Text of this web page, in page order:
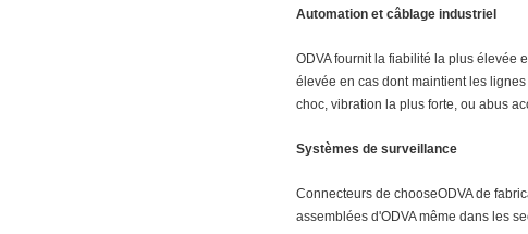
Automation et câblage industriel
ODVA fournit la fiabilité la plus élevée
élevée en cas dont maintient les
choc, vibration la plus forte, ou abus
Systèmes de surveillance
Connecteurs de chooseODVA de
assemblées d'ODVA même dans les